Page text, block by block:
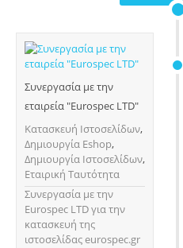
Συνεργασία με την
εταιρεία "Eurospec LTD"
Κατασκευή Ιστοσελίδων,
Δημιουργία Eshop,
Δημιουργία Ιστοσελίδων,
Εταιρική Ταυτότητα
Συνεργασία με την
Eurospec LTD για την
κατασκευή της
ιστοσελίδας eurospec.gr